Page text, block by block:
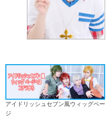
アイドリッシュセブン風ウィッグペー
ジ